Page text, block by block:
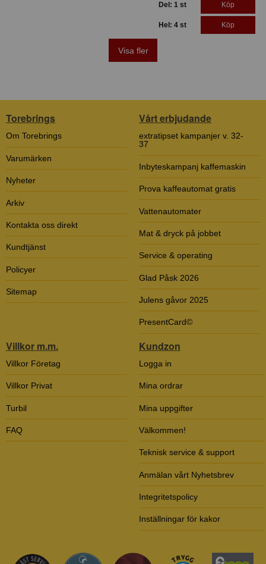
Del: 1 st Köp
Hel: 4 st Köp
Visa fler
Torebrings
Om Torebrings
Varumärken
Nyheter
Arkiv
Kontakta oss direkt
Kundtjänst
Policyer
Sitemap
Vårt erbjudande
extratipset kampanjer v. 32-
37
Inbyteskampanj kaffemaskin
Prova kaffeautomat gratis
Vattenautomater
Mat & dryck på jobbet
Service & operating
Glad Påsk 2026
Julens gåvor 2025
PresentCard©
Villkor m.m.
Villkor Företag
Villkor Privat
Turbil
FAQ
Kundzon
Logga in
Mina ordrar
Mina uppgifter
Välkommen!
Teknisk service & support
Anmälan vårt Nyhetsbrev
Integritetspolicy
Inställningar för kakor